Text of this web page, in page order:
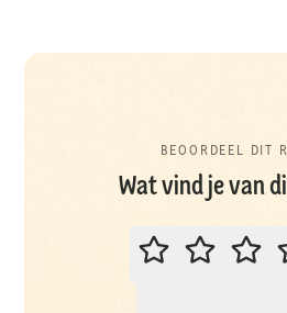
BEOORDEEL DIT
Wat vind je van